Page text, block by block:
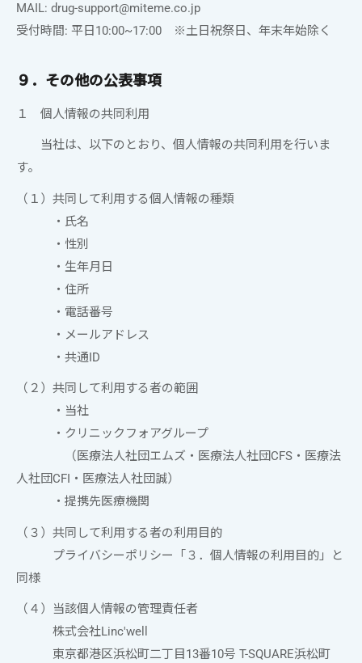
MAIL: drug-support@miteme.co.jp
受付時間: 平日10:00~17:00 ※土日祝祭日、年末年始除く
９．その他の公表事項
１ 個人情報の共同利用
当社は、以下のとおり、個人情報の共同利用を行いま
す。
（１）共同して利用する個人情報の種類
・氏名
・性別
・生年月日
・住所
・電話番号
・メールアドレス
・共通ID
（２）共同して利用する者の範囲
・当社
・ クリニックフォアグループ
（医療法人社団エムズ・医療法人社団CFS・医療法
人社団CFI・医療法人社団誠）
・提携先医療機関
（３）共同して利用する者の利用目的
プライバシーポリシー「３．個人情報の利用目的」と
同様
（４）当該個人情報の管理責任者
株式会社Linc'well
東京都港区浜松町二丁目13番10号 T-SQUARE浜松町